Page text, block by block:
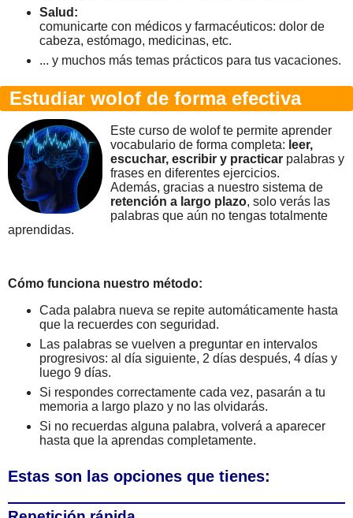
Salud:
comunicarte con médicos y farmacéuticos: dolor de
cabeza, estómago, medicinas, etc.
... y muchos más temas prácticos para tus vacaciones.
Estudiar wolof de forma efectiva
Este curso de wolof te permite aprender
vocabulario de forma completa: leer,
escuchar, escribir y practicar palabras y
frases en diferentes ejercicios.
Además, gracias a nuestro sistema de
retención a largo plazo, solo verás las
palabras que aún no tengas totalmente
aprendidas.
Cómo funciona nuestro método:
Cada palabra nueva se repite automáticamente hasta
que la recuerdes con seguridad.
Las palabras se vuelven a preguntar en intervalos
progresivos: al día siguiente, 2 días después, 4 días y
luego 9 días.
Si respondes correctamente cada vez, pasarán a tu
memoria a largo plazo y no las olvidarás.
Si no recuerdas alguna palabra, volverá a aparecer
hasta que la aprendas completamente.
Estas son las opciones que tienes: